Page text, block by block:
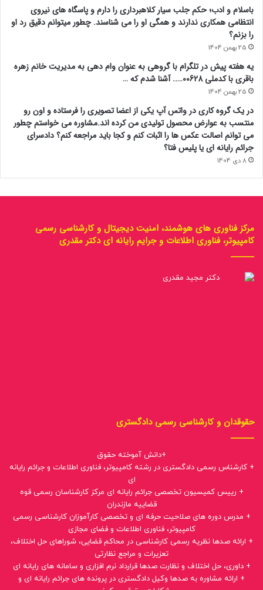
باسلام و ادب؛ حکم جلب سیار کلاهبرداری را دارم و پاسگاه های نیروی
انتظامی همکاری ندارند و همگی او را می شناسند. چطور میتوانم دقیق رد او
را بزنم؟
25 بهمن 1404
یه هفته پیش در تلگرام با گروهی به عنوان وام دهی به مدیریت خانم زهره
باقری با کدملی 00628….. آشنا شدم که …
25 بهمن 1404
در یک گروه کاری در واتس آپ یکی از اعضا تصویری را فرستاده و اون رو
منتسب به عوارض محصول تولیدی من کرده اند.مشاوره می خواستم چطور
می توانم اصالت عکس ها را اثبات کنم و کجا باید مراجعه کنم؟ دادسرای
جرائم رایانه ای یا پلیس فتا؟
8 دی 1404
مرکز فناوری های هوشمند، امنیت دیجیتال و کارشناسی رسمی
کامپیوتر، فناوری اطلاعات و جرایم رایانه ای دکتر مقدری
حقوقدان و کارشناسی رسمی دادگستری
+دانش آموخته حقوق
+ کارشناس رسمی دادگستری در رشته کامپیوتر، فناوری اطلاعات و جرائم رایانه
ای
+ رییس کمیسیون تخصصی جرائم رایانه ای مرکز کارشناسان رسمی قوه
قضاییه مازندران
+ مدرس دوره های صلاحیت حرفه ای و تخصصی کارآموزان کارشناسی رسمی
کامپیوتر، فناوری اطلاعات و فضای مجازی
+ ارائه صدها نظریه رسمی کارشناسی در محاکم قضایی، شوراهای حل اختلاف،
تعزیرات و مراجع نظارتی
+ داوری، حل اختلاف و نظارت صدها قرارداد نرم افزاری و سامانه های رایانه ای
+ ارائه مشاوره به صدها وکیل دادگستری در پرونده های جرائم رایانه ای و